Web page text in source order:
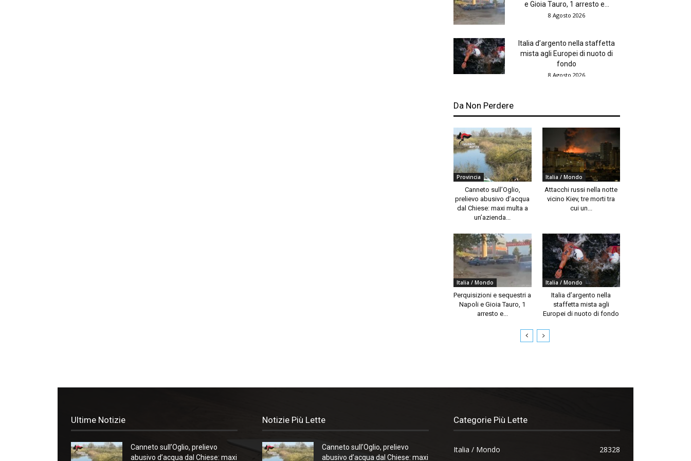
e Gioia Tauro, 1 arresto e...
8 Agosto 2026
Italia d’argento nella staffetta
mista agli Europei di nuoto di
fondo
8 Agosto 2026
Da Non Perdere
Provincia
Canneto sull’Oglio,
prelievo abusivo d’acqua
dal Chiese: maxi multa a
un’azienda...
Italia / Mondo
Attacchi russi nella notte
vicino Kiev, tre morti tra
cui un...
Italia / Mondo
Perquisizioni e sequestri a
Napoli e Gioia Tauro, 1
arresto e...
Italia / Mondo
Italia d’argento nella
staffetta mista agli
Europei di nuoto di fondo
Ultime Notizie
Canneto sull’Oglio, prelievo
abusivo d’acqua dal Chiese: maxi
Notizie Più Lette
Canneto sull’Oglio, prelievo
abusivo d’acqua dal Chiese: maxi
Categorie Più Lette
Italia / Mondo
28328